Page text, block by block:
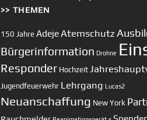
>> THEMEN
150 Jahre AdejeAtemschutz
Bürgerinformation Drohne
Responder Hochzeit
Jugendfeuerwehr Lehrgang Lucas2
Neuanschaffung New York